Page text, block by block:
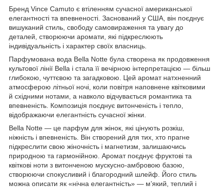
Бренд Vince Camuto є втіленням сучасної американської
елегантності та впевненості. Заснований у США, він поєднує
вишуканий стиль, свободу самовираження та увагу до
деталей, створюючи аромати, які підкреслюють
індивідуальність і характер своїх власниць.
Парфумована вода Bella Notte була створена як продовження
культової лінії Bella і стала її вечірною інтерпретацією — більш
глибокою, чуттєвою та загадковою. Цей аромат натхненний
атмосферою літньої ночі, коли повітря наповнене квітковими
й східними нотами, а навколо відчувається романтика та
впевненість. Композиція поєднує витонченість і тепло,
відображаючи елегантність сучасної жінки.
Bella Notte — це парфум для жінок, які цінують розкіш,
ніжність і впевненість. Він створений для тих, хто прагне
підкреслити свою жіночність і магнетизм, залишаючись
природною та гармонійною. Аромат поєднує фруктові та
квіткові ноти з витонченою мускусно-амбровою базою,
створюючи спокусливий і благородний шлейф. Його стиль
можна описати як «нічна елегантність» — м’який, теплий і